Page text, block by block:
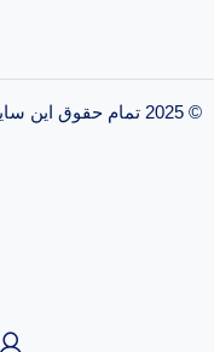
© 2025 تمام حقوق این سایت متعلق به کالا ری است.